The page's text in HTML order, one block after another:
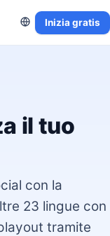
Inizia gratis
il tuo
con la
23 lingue con
tramite